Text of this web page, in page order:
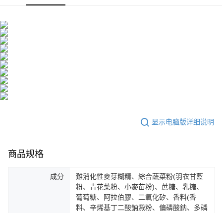
查看运费
显示电脑版详细说明
商品规格
成分
難消化性麥芽糊精、綜合蔬菜粉(羽衣甘藍
粉、青花菜粉、小麥苗粉)、蔗糖、乳糖、
葡萄糖、阿拉伯膠、二氧化矽、香料(香
料、辛烯基丁二酸鈉澱粉、偏磷酸鈉、多磷